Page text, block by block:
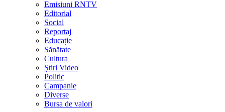
Emisiuni RNTV
Editorial
Social
Reportaj
Educație
Sănătate
Cultura
Știri Video
Politic
Campanie
Diverse
Bursa de valori